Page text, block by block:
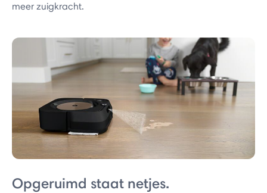
meer zuigkracht.
Opgeruimd staat netjes.